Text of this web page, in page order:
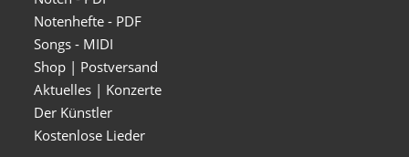
Notenhefte - PDF
Songs - MIDI
Shop | Postversand
Aktuelles | Konzerte
Der Künstler
Kostenlose Lieder